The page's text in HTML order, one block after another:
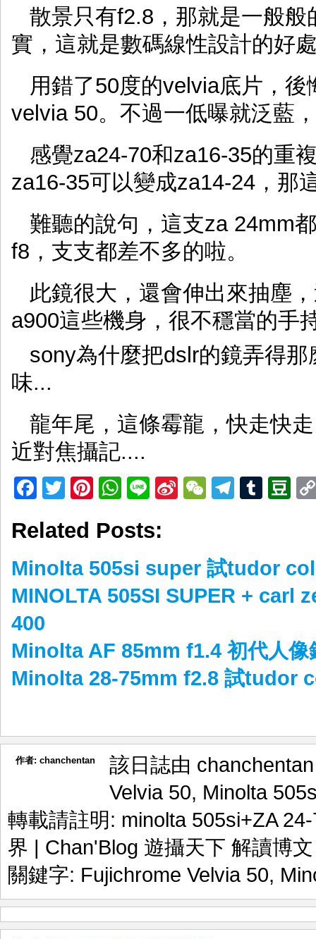
散景只有f2.8，那就是一般
實，這就是數碼線性設計的好
用錯了50度的velvia底片，
velvia 50。不過一低曝就泛藍
感覺za24-70和za16-35的重
za16-35可以變成za14-24，那
難聽的說句，這支za 24mm
f8，支支都差不多的啦。
此鏡很大，還會伸出來抽塵
a900這些機身，很不穩當的手
sony為什麼把dslr的鏡弄得
味...
龍年尾，這條霉龍，快走快
近對焦攝記....
Facebook
TwitterPinterest
WhatsApp
LineSinaWeChat
Related Posts:
Minolta 505si super 試tudor
MINOLTA 505SI SUPER + carl
400
Minolta AF 85mm f1.4 初代人像
Minolta 28-75mm f2.8 試tudor
作者: chanchentan
該日誌由
Velvia 50, Minolta
轉載請註明: minolta 505si+ZA
界 | Chan'Blog 遊攝天下 解讀博文
關鍵字: Fujichrome Velvia 50,